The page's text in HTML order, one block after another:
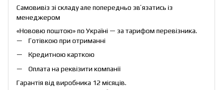
Самовивіз зі складу але попередньо звʼязатись із
менеджером
«Нововю поштою» по Україні — за тарифом перевізника.
Готівкою при отриманні
Кредитною карткою
Оплата на реквізити компанії
Гарантія від виробника 12 місяців.